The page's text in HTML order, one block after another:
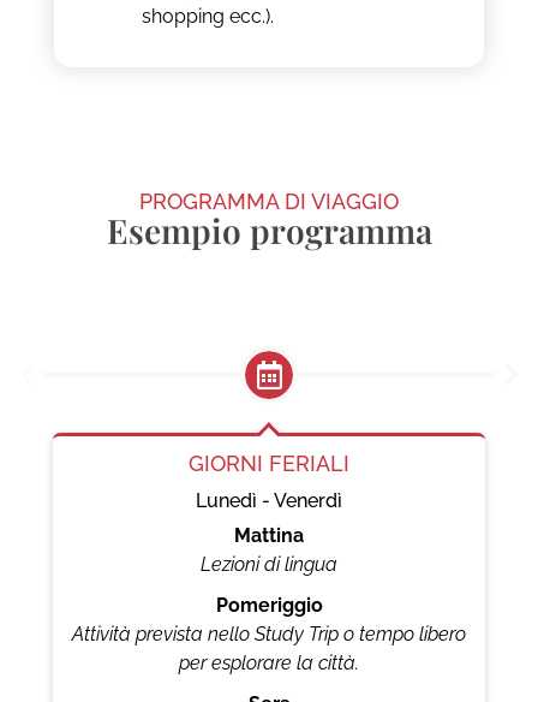
shopping ecc.).
PROGRAMMA DI VIAGGIO
Esempio programma
GIORNI FERIALI
Lunedì - Venerdì
Mattina
Lezioni di lingua
Pomeriggio
Attività prevista nello Study Trip o tempo libero
per esplorare la città.